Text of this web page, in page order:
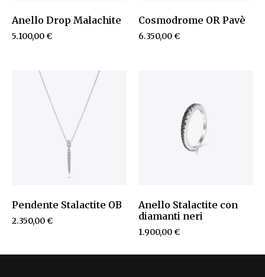
Anello Drop Malachite
5.100,00€
Cosmodrome OR Pavè
6.350,00€
Pendente Stalactite OB
2.350,00€
Anello Stalactite con
diamanti neri
1.900,00€